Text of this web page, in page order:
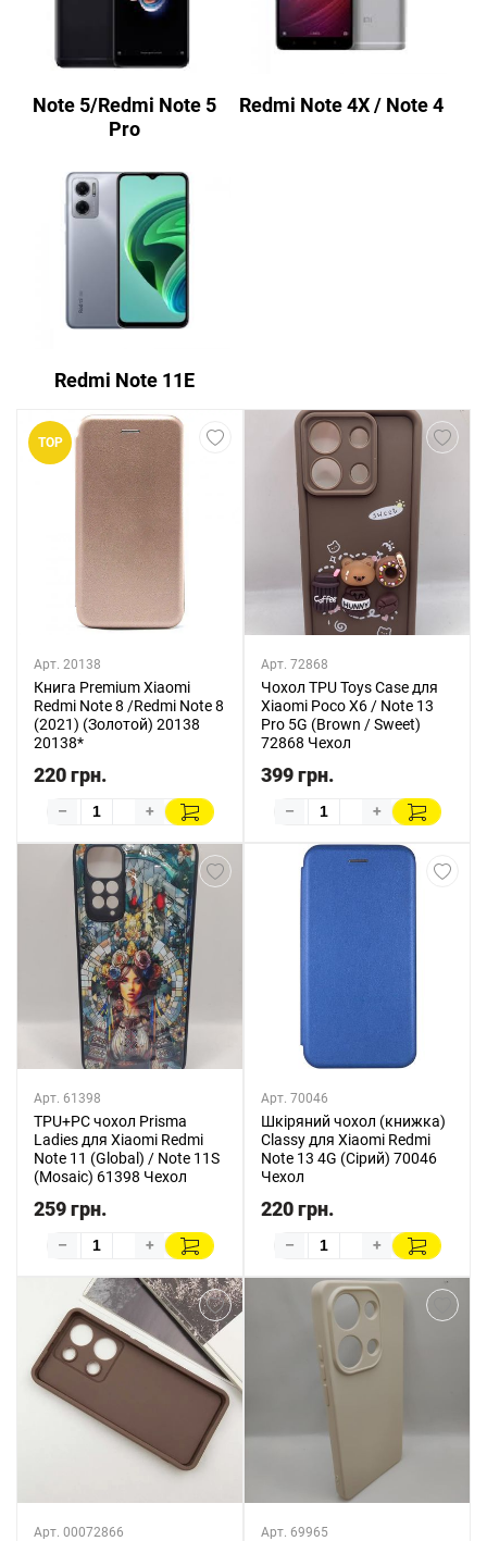
Note 5/Redmi Note 5
Pro
Redmi Note 4X / Note 4
Redmi Note 11E
TOP
Арт. 20138
Книга Premium Xiaomi
Redmi Note 8 /Redmi Note 8
(2021) (Золотой) 20138
20138*
220 грн.
– +
Арт. 72868
Чохол TPU Toys Case для
Xiaomi Poco X6 / Note 13
Pro 5G (Brown / Sweet)
72868 Чехол
399 грн.
– +
Арт. 61398
TPU+PC чохол Prisma
Ladies для Xiaomi Redmi
Note 11 (Global) / Note 11S
(Mosaic) 61398 Чехол
259 грн.
– +
Арт. 70046
Шкіряний чохол (книжка)
Classy для Xiaomi Redmi
Note 13 4G (Сірий) 70046
Чехол
220 грн.
– +
Арт. 00072866 Арт. 69965